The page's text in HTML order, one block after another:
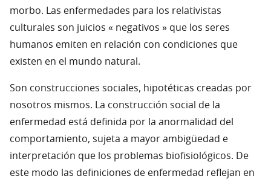
morbo. Las enfermedades para los relativistas
culturales son juicios « negativos » que los seres
humanos emiten en relación con condiciones que
existen en el mundo natural.
Son construcciones sociales, hipotéticas creadas por
nosotros mismos. La construcción social de la
enfermedad está definida por la anormalidad del
comportamiento, sujeta a mayor ambigüedad e
interpretación que los problemas biofisiológicos. De
este modo las definiciones de enfermedad reflejan en